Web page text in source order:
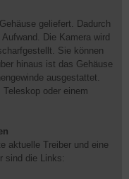
geliefert. Dadurch
Die Kamera wird
Sie können
hinaus ist das Gehäuse
ausgestattet.
oder einem
aktuelle Treiber und eine
sind die Links: